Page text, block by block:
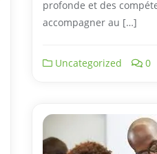
profonde et des
accompagner au […]
Uncategorized 0